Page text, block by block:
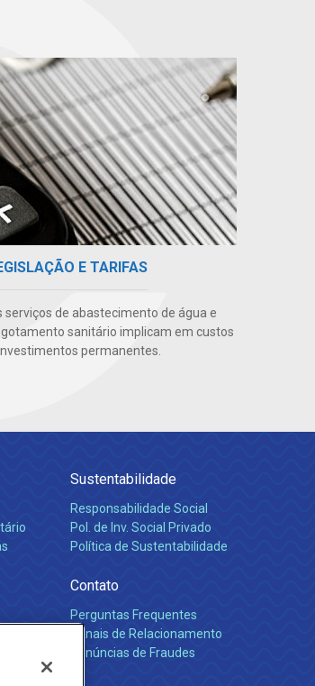
E TARIFAS
serviços de abastecimento de água e
sanitário implicam em custos
permanentes.
Sustentabilidade
Responsabilidade Social
Pol. de Inv. Social Privado
Política de Sustentabilidade
Contato
Perguntas Frequentes
Canais de Relacionamento
Denúncias de Fraudes